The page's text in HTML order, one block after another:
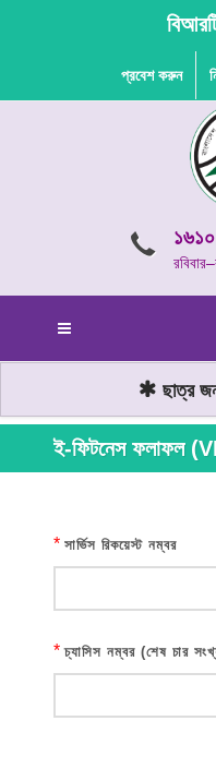
প্রবেশ করুন
ছাত্র
ই-ফিটনেস ফলাফল
* সার্ভিস রিকয়েস্ট নম্বর
* চ্যাসিস নম্বর (শেষ চার